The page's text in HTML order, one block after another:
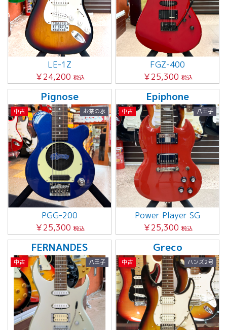
LE-1Z
￥24,200 税込
FGZ-400
￥25,300 税込
Pignose
中古 お茶の水
PGG-200
￥25,300 税込
Epiphone
中古 八王子
Power Player SG
￥25,300 税込
FERNANDES
中古 八王子
Greco
中古 ハンズ2号